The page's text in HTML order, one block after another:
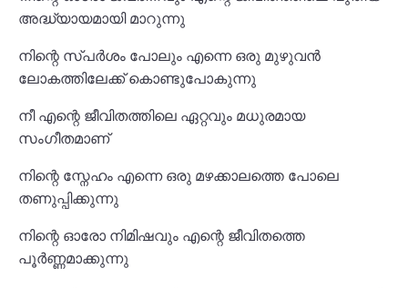
അദ്ധ്യായമായി മാറുന്നു
നിന്റെ സ്പർശം പോലും എന്നെ ഒരു മുഴുവൻ
ലോകത്തിലേക്ക് കൊണ്ടുപോകുന്നു
നീ എന്റെ ജീവിതത്തിലെ ഏറ്റവും മധുരമായ
സംഗീതമാണ്
നിന്റെ സ്നേഹം എന്നെ ഒരു മഴക്കാലത്തെ പോലെ
തണുപ്പിക്കുന്നു
നിന്റെ ഓരോ നിമിഷവും എന്റെ ജീവിതത്തെ
പൂർണ്ണമാക്കുന്നു